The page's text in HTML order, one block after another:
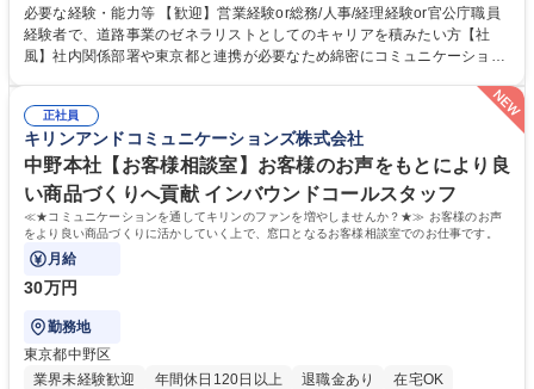
制度やキャリア支援が充実しております！ ※下記業務詳細 【業務詳細】■
管理部門：広報、人事、経理など当公社の運営に係る管理業務 ■収益部
門：駐車場の新規開拓、管理運営、新宿駅西口広場の「イベントコーナ
密集地域の特定整備路線の用地取得、道路に関する普及啓発事業、都内の
道路施設や道路工事現場の見学ツアー事業 ※入社後は上記いずれかの部門
へ配属。※業務内容変更の範囲：会社の定める業務 募集職種 【都庁グル
ープ】総合職（事務）◇残業月平均9時間未満／有給年平均16日取得
必要な経験・能力等 【歓迎】営業経験or総務/人事/経理経験or官公庁職員
経験者で、道路事業のゼネラリストとしてのキャリアを積みたい方【社
風】社内関係部署や東京都と連携が必要なため綿密にコミュニケーション
は、駐車場の管理運営や道路用地の取得、公益財団法人の中枢を担う管理
部門など多岐に渡る業務を経験できます。 ■様々なプロジェクト：駐車場
事業の他、新宿駅西口広場内に設置された照明を兼ねた広告「ブライトサ
イン」の管理運営を行うなど、事業収益を生み出す活動を積極的に行って
います。 学歴・資格 学歴：大学院 大学 高専 短大 専修学校 高校 語学力：
資格：
正社員
キリンアンドコミュニケーションズ株式会社
中野本社【お客様相談室】お客様のお声をもとにより良
い商品づくりへ貢献 インバウンドコールスタッフ
≪★コミュニケーションを通してキリンのファンを増やしませんか？★≫ お客様のお声
をより良い商品づくりに活かしていく上で、窓口となるお客様相談室でのお仕事です。
月給
30万円
勤務地
東京都中野区
業界未経験歓迎
年間休日120日以上 退職金あり
在宅OK